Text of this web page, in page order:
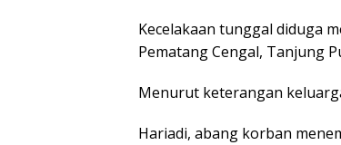
Kecelakaan tunggal diduga
Pematang Cengal, Tanjung
Menurut keterangan
Hariadi, abang korban